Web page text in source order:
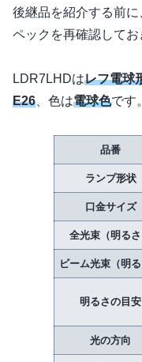
後継品を紹介する前
ペックを再確認してお
LDR7LHDはレフ電球
E26 、色は電球色です。
品番
ランプ形状
口金サイズ
全光束（明るさ
ビーム光束（明る
明るさの目安
光の方向